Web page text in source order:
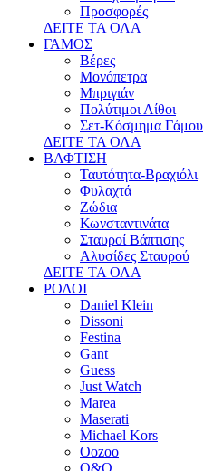
Προσφορές
ΔΕΙΤΕ ΤΑ ΟΛΑ
ΓΑΜΟΣ
Βέρες
Μονόπετρα
Μπριγιάν
Πολύτιμοι Λίθοι
Σετ-Κόσμημα Γάμου
ΔΕΙΤΕ ΤΑ ΟΛΑ
ΒΑΦΤΙΣΗ
Ταυτότητα-Βραχιόλι
Φυλαχτά
Ζώδια
Κωνσταντινάτα
Σταυροί Βάπτισης
Αλυσίδες Σταυρού
ΔΕΙΤΕ ΤΑ ΟΛΑ
ΡΟΛΟΙ
Daniel Klein
Dissoni
Festina
Gant
Guess
Just Watch
Marea
Maserati
Michael Kors
Oozoo